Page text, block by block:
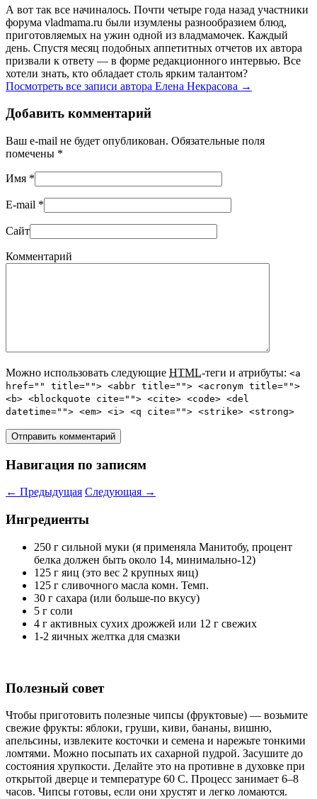
А вот так все начиналось. Почти четыре года назад участники
форума vladmama.ru были изумлены разнообразием блюд,
приготовляемых на ужин одной из владмамочек. Каждый
день. Спустя месяц подобных аппетитных отчетов их автора
призвали к ответу — в форме редакционного интервью. Все
хотели знать, кто обладает столь ярким талантом?
Посмотреть все записи автора Елена Некрасова →
Добавить комментарий
Ваш e-mail не будет опубликован. Обязательные поля
помечены *
Имя *
E-mail *
Сайт
Комментарий
Можно использовать следующие HTML-теги и атрибуты: <a
href="" title=""> <abbr title=""> <acronym title="">
<b> <blockquote cite=""> <cite> <code> <del
datetime=""> <em> <i> <q cite=""> <strike> <strong>
Навигация по записям
← Предыдущая Следующая →
Ингредиенты
250 г сильной муки (я применяла Манитобу, процент
белка должен быть около 14, минимально-12)
125 г яиц (это вес 2 крупных яиц)
125 г сливочного масла комн. Темп.
30 г сахара (или больше-по вкусу)
5 г соли
4 г активных сухих дрожжей или 12 г свежих
1-2 яичных желтка для смазки
Полезный совет
Чтобы приготовить полезные чипсы (фруктовые) — возьмите
свежие фрукты: яблоки, груши, киви, бананы, вишню,
апельсины, извлеките косточки и семена и нарежьте тонкими
ломтями. Можно посыпать их сахарной пудрой. Засушите до
состояния хрупкости. Делайте это на противне в духовке при
открытой дверце и температуре 60 С. Процесс занимает 6–8
часов. Чипсы готовы, если они хрустят и легко ломаются.